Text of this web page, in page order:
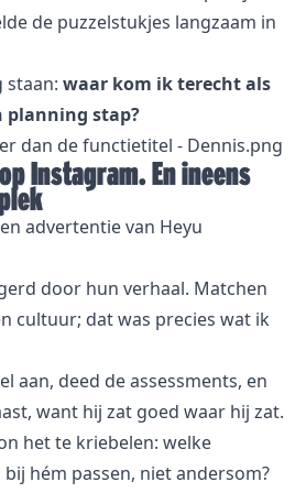
de puzzelstukjes langzaam in
staan: waar kom ik terecht als
planning stap?
Instagram. En ineens
advertentie van Heyu
door hun verhaal. Matchen
cultuur; dat was precies wat ik
aan, deed de assessments, en
want hij zat goed waar hij zat.
het te kriebelen: welke
hém passen, niet andersom?